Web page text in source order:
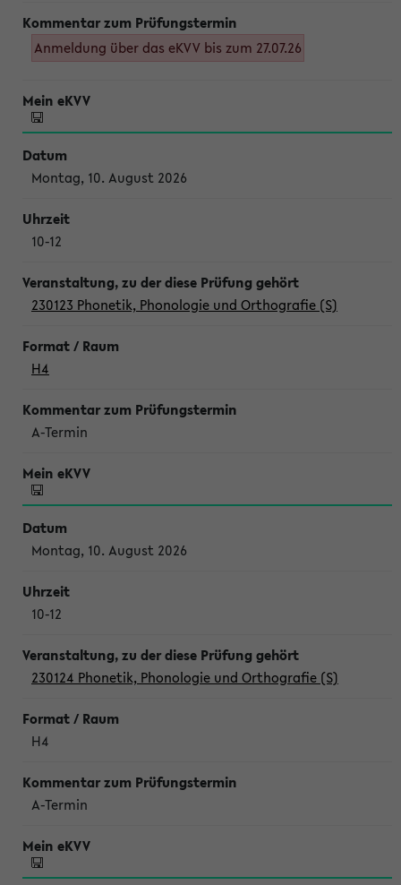
Anmeldung über das eKVV bis zum 27.07.26
Montag, 10. August 2026
10-12
230123 Phonetik, Phonologie und Orthografie (S)
H4
A-Termin
Montag, 10. August 2026
10-12
230124 Phonetik, Phonologie und Orthografie (S)
H4
A-Termin